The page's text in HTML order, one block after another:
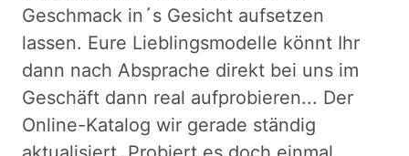
Geschmack in´s Gesicht aufsetzen
lassen. Eure Lieblingsmodelle könnt Ihr
dann nach Absprache direkt bei uns im
Geschäft dann real aufprobieren... Der
Online-Katalog wir gerade ständig